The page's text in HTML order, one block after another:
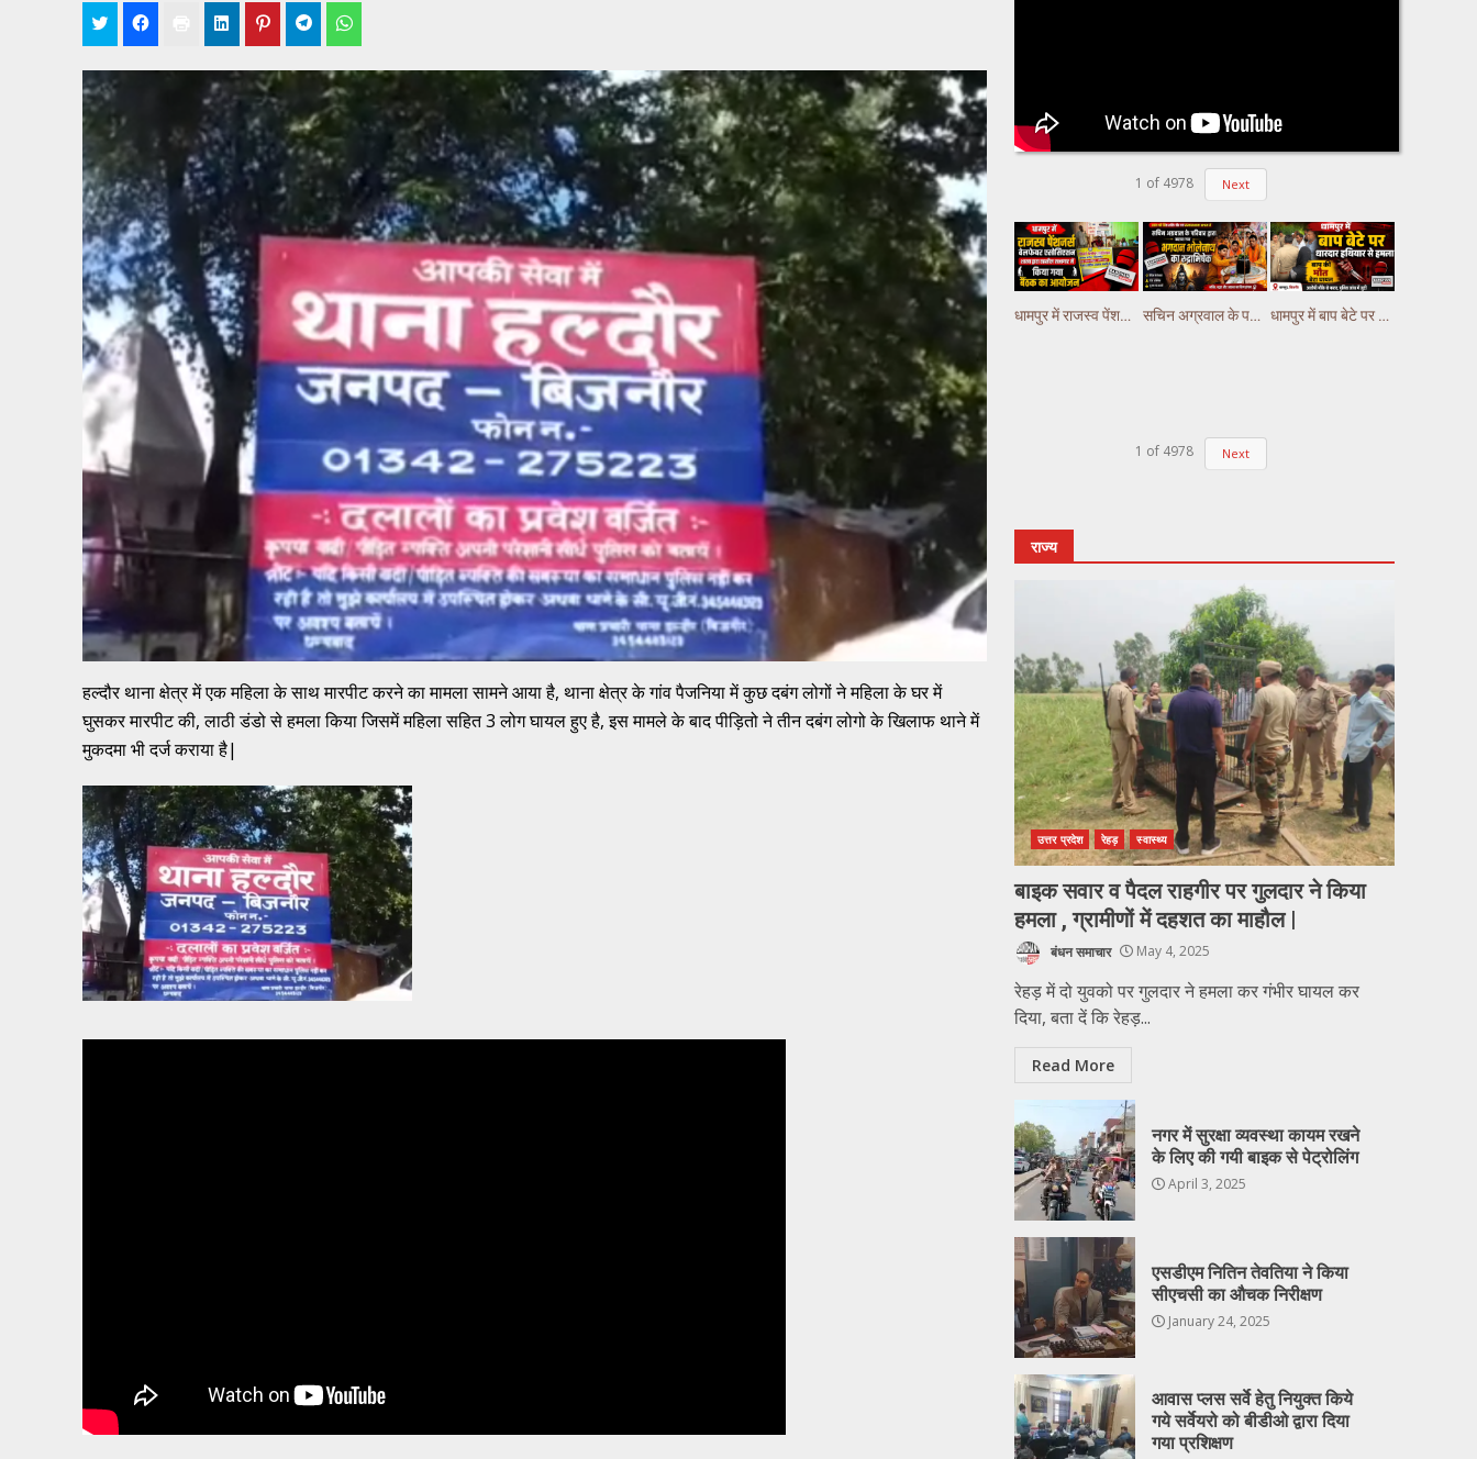
हल्दौर थाना क्षेत्र में एक महिला के साथ मारपीट करने का मामला सामने आया है, थाना क्षेत्र के गांव पैजनिया में कुछ दबंग लोगों ने महिला के घर में
घुसकर मारपीट की, लाठी डंडो से हमला किया जिसमें महिला सहित 3 लोग घायल हुए है, इस मामले के बाद पीड़ितो ने तीन दबंग लोगो के खिलाफ थाने में
मुकदमा भी दर्ज कराया है|
1 of 4978 Next
धामपुर में राजस्व पेंशनर्स वेलफेयर एसोसिएशन शाखा द्धारा तहसील सभागार में किया गया वैठक का आयोजन सचिन अग्रवाल के परिवार द्वारा कराया गया भगवान भोलेनाथ का रुद्राभिषेक धामपुर में बाप बेटे पर धारदार हथियार से हमला, बाप की मौत बेटा घायल
1 of 4978 Next
राज्य
उत्तर प्रदेश रेहड़ स्वास्थ्य
बाइक सवार व पैदल राहगीर पर गुलदार ने किया
हमला , ग्रामीणों में दहशत का माहौल |
बंधन समाचार May 4, 2025
रेहड़ में दो युवको पर गुलदार ने हमला कर गंभीर घायल कर
दिया, बता दें कि रेहड़...
Read More
नगर में सुरक्षा व्यवस्था कायम रखने
के लिए की गयी बाइक से पेट्रोलिंग
April 3, 2025
एसडीएम नितिन तेवतिया ने किया
सीएचसी का औचक निरीक्षण
January 24, 2025
आवास प्लस सर्वे हेतु नियुक्त किये
गये सर्वेयरो को बीडीओ द्वारा दिया
गया प्रशिक्षण